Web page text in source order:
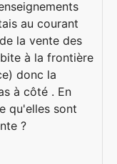
au courant
la vente des
à la frontière
donc la
à côté . En
qu'elles sont
?